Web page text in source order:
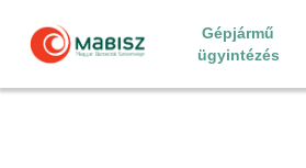
content
Gépjármű
ügyintézés